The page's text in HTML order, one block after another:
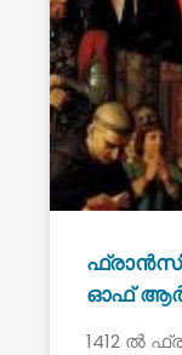
ഓഫ്
1412 ൽ